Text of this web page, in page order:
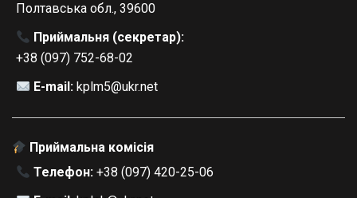
Полтавська обл., 39600
Приймальня (секретар):
+38 (097) 752-68-02
E-mail: kplm5@ukr.net
Приймальна комісія
Телефон: +38 (097) 420-25-06